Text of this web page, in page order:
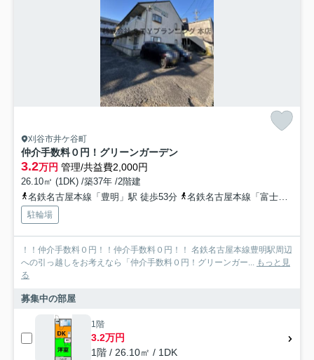
刈谷市井ケ谷町
仲介手数料０円！グリーンガーデン
3.2万円 管理/共益費2,000円
26.10㎡ (1DK) /築37年 /2階建
名鉄名古屋本線「豊明」駅 徒歩53分
名鉄名古屋本線「富士松」駅 徒歩50分
駐輪場
！！仲介手数料０円！！仲介手数料０円！！ 名鉄名古屋本線豊明駅周辺
への引っ越しをお考えなら「仲介手数料０円！グリーンガー...
もっと見
る
募集中の部屋
1階
3.2万円
1階 / 26.10㎡ / 1DK